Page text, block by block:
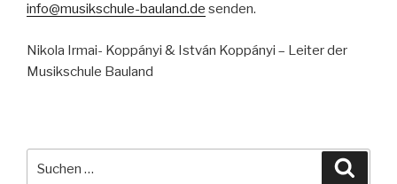
info@musikschule-bauland.de senden.
Nikola Irmai- Koppányi & István Koppányi – Leiter der
Musikschule Bauland